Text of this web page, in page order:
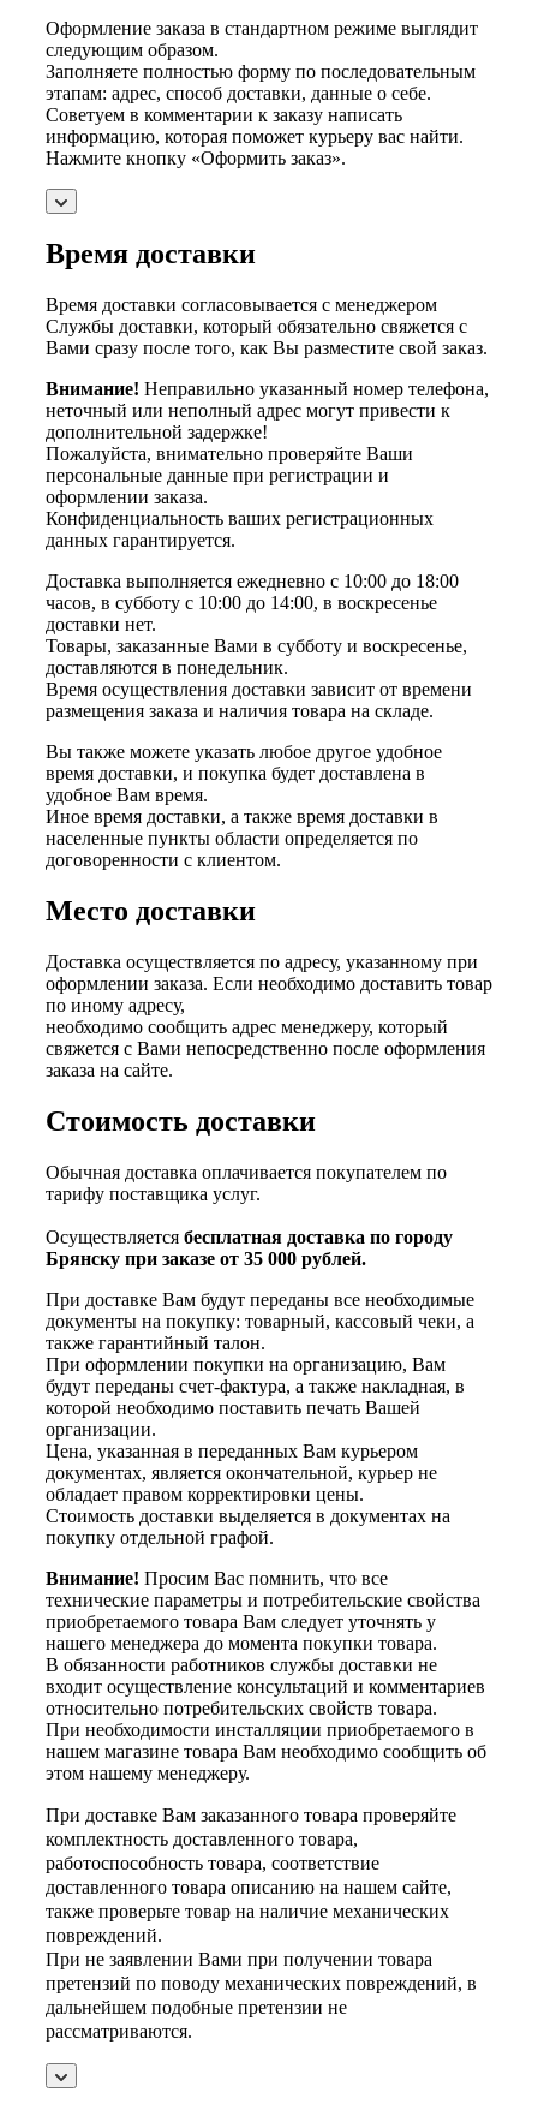
Оформление заказа в стандартном режиме выглядит
следующим образом.
Заполняете полностью форму по последовательным
этапам: адрес, способ доставки, данные о себе.
Советуем в комментарии к заказу написать
информацию, которая поможет курьеру вас найти.
Нажмите кнопку «Оформить заказ».
Время доставки
Время доставки согласовывается с менеджером
Службы доставки, который обязательно свяжется с
Вами сразу после того, как Вы разместите свой заказ.
Внимание! Неправильно указанный номер телефона,
неточный или неполный адрес могут привести к
дополнительной задержке!
Пожалуйста, внимательно проверяйте Ваши
персональные данные при регистрации и
оформлении заказа.
Конфиденциальность ваших регистрационных
данных гарантируется.
Доставка выполняется ежедневно с 10:00 до 18:00
часов, в субботу с 10:00 до 14:00, в воскресенье
доставки нет.
Товары, заказанные Вами в субботу и воскресенье,
доставляются в понедельник.
Время осуществления доставки зависит от времени
размещения заказа и наличия товара на складе.
Вы также можете указать любое другое удобное
время доставки, и покупка будет доставлена в
удобное Вам время.
Иное время доставки, а также время доставки в
населенные пункты области определяется по
договоренности с клиентом.
Место доставки
Доставка осуществляется по адресу, указанному при
оформлении заказа. Если необходимо доставить товар
по иному адресу,
необходимо сообщить адрес менеджеру, который
свяжется с Вами непосредственно после оформления
заказа на сайте.
Стоимость доставки
Обычная доставка оплачивается покупателем по
тарифу поставщика услуг.
Осуществляется бесплатная доставка по городу
Брянску при заказе от 35 000 рублей.
При доставке Вам будут переданы все необходимые
документы на покупку: товарный, кассовый чеки, а
также гарантийный талон.
При оформлении покупки на организацию, Вам
будут переданы счет-фактура, а также накладная, в
которой необходимо поставить печать Вашей
организации.
Цена, указанная в переданных Вам курьером
документах, является окончательной, курьер не
обладает правом корректировки цены.
Стоимость доставки выделяется в документах на
покупку отдельной графой.
Внимание! Просим Вас помнить, что все
технические параметры и потребительские свойства
приобретаемого товара Вам следует уточнять у
нашего менеджера до момента покупки товара.
В обязанности работников службы доставки не
входит осуществление консультаций и комментариев
относительно потребительских свойств товара.
При необходимости инсталляции приобретаемого в
нашем магазине товара Вам необходимо сообщить об
этом нашему менеджеру.
При доставке Вам заказанного товара проверяйте
комплектность доставленного товара,
работоспособность товара, соответствие
доставленного товара описанию на нашем сайте,
также проверьте товар на наличие механических
повреждений.
При не заявлении Вами при получении товара
претензий по поводу механических повреждений, в
дальнейшем подобные претензии не
рассматриваются.